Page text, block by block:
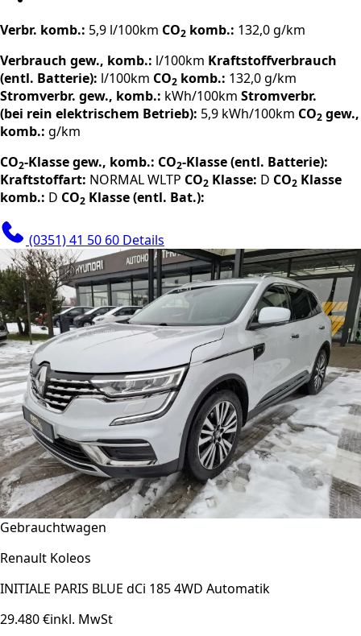
Verbr. komb.: 5,9 l/100km CO2 komb.: 132,0 g/km
Verbrauch gew., komb.: l/100km Kraftstoffverbrauch
(entl. Batterie): l/100km CO2 komb.: 132,0 g/km
Stromverbr. gew., komb.: kWh/100km Stromverbr.
(bei rein elektrischem Betrieb): 5,9 kWh/100km CO2 gew.,
komb.: g/km
CO2-Klasse gew., komb.: CO2-Klasse (entl. Batterie):
Kraftstoffart: NORMALWLTP CO2 Klasse: D CO2 Klasse
komb.: D CO2 Klasse (entl. Bat.):
(0351) 41 50 60 Details
Gebrauchtwagen
Renault Koleos
INITIALE PARIS BLUE dCi 185 4WD Automatik
29.480 €inkl. MwSt